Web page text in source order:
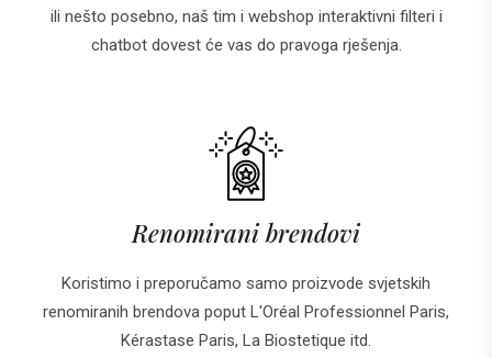
ili nešto posebno, naš tim i webshop interaktivni filteri i
chatbot dovest će vas do pravoga rješenja.
Renomirani brendovi
Koristimo i preporučamo samo proizvode svjetskih
renomiranih brendova poput L'Oréal Professionnel Paris,
Kérastase Paris, La Biostetique itd.